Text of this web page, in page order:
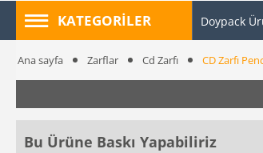
KATEGORILER Doypack
Ana sayfa Zarflar Cd Zarfı CD Zarfı
Bu Ürüne Baskı Yapabiliriz